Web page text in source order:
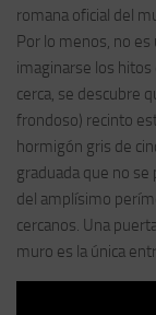
romana oficial del
Por lo menos, no
imaginarse los hitos
cerca, se descubre
frondoso) recinto
hormigón gris de
graduada que no
del amplísimo
cercanos. Una
muro es la única